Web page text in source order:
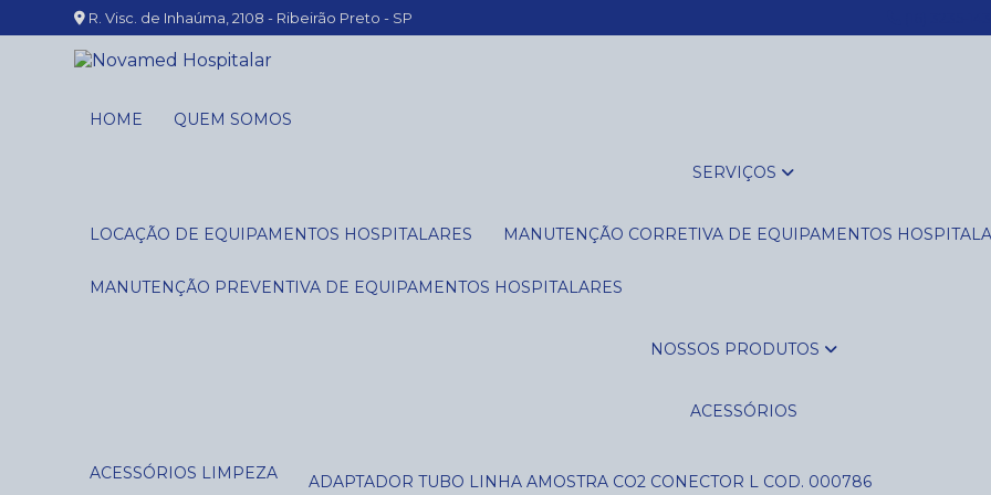
R. Visc. de Inhaúma, 2108 - Ribeirão Preto - SP
HOME QUEM SOMOS
SERVIÇOS
LOCAÇÃO DE EQUIPAMENTOS HOSPITALARES MANUTENÇÃO CORRETIVA DE EQUIPAMENTOS
MANUTENÇÃO PREVENTIVA DE EQUIPAMENTOS HOSPITALARES
NOSSOS PRODUTOS
ACESSÓRIOS
ACESSÓRIOS LIMPEZA ADAPTADOR TUBO LINHA AMOSTRA CO2 CONECTOR L COD. 000786